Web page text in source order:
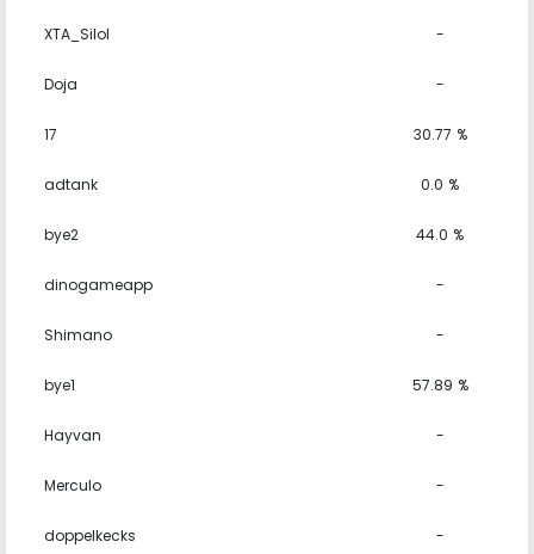
XTA_Silol -
Doja -
17 30.77 %
adtank 0.0 %
bye2 44.0 %
dinogameapp -
Shimano -
bye1 57.89 %
Hayvan -
Merculo -
doppelkecks -